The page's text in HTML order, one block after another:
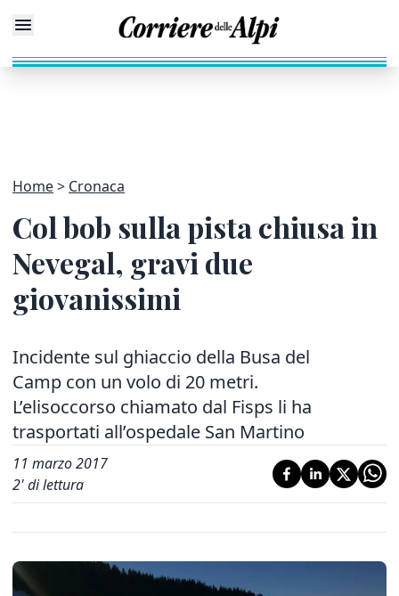
Home Cronaca
Col bob sulla pista chiusa in
Nevegal, gravi due
giovanissimi
Incidente sul ghiaccio della Busa del
Camp con un volo di 20 metri.
L’elisoccorso chiamato dal Fisps li ha
trasportati all’ospedale San Martino
11 marzo 2017
2' di lettura